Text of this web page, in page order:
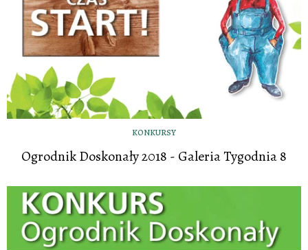
KONKURSY
Ogrodnik Doskonały 2018 - Galeria Tygodnia 8